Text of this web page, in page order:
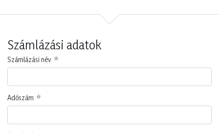
Számlázási adatok
Számlázási név
Adószám